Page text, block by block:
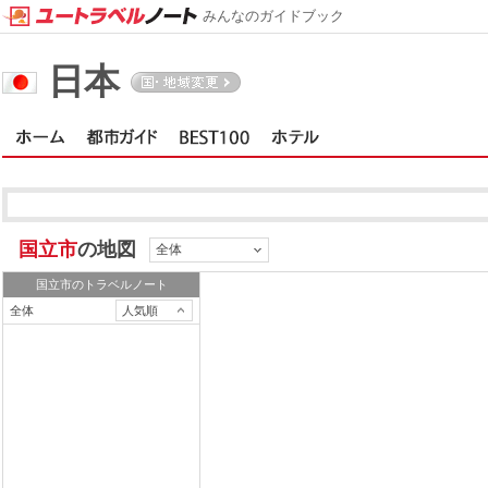
日本
国立市の地図 全体
国立市のトラベルノート
全体
人気順
みんなのガイドブック